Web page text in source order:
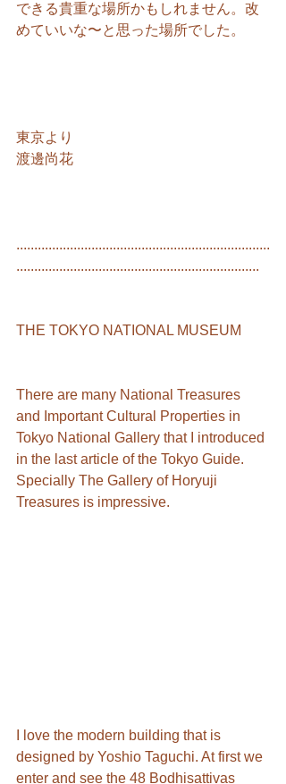
できる貴重な場所かもしれません。改
めていいな〜と思った場所でした。
東京より
渡邊尚花
.......................................................................
....................................................................
THE TOKYO NATIONAL MUSEUM
There are many National Treasures
and Important Cultural Properties in
Tokyo National Gallery that I introduced
in the last article of the Tokyo Guide.
Specially The Gallery of Horyuji
Treasures is impressive.
I love the modern building that is
designed by Yoshio Taguchi. At first we
enter and see the 48 Bodhisattivas